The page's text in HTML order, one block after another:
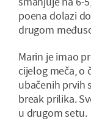
poena dolazi
drugom
Marin je imao
cijelog meča, o
ubačenih prvih
break prilika.
u drugom setu.